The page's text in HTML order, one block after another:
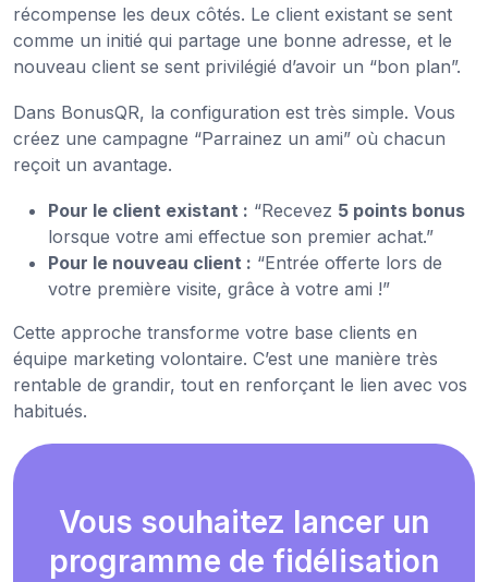
récompense les deux côtés. Le client existant se sent
comme un initié qui partage une bonne adresse, et le
nouveau client se sent privilégié d’avoir un “bon plan”.
Dans BonusQR, la configuration est très simple. Vous
créez une campagne “Parrainez un ami” où chacun
reçoit un avantage.
Pour le client existant : “Recevez 5 points bonus
lorsque votre ami effectue son premier achat.”
Pour le nouveau client : “Entrée offerte lors de
votre première visite, grâce à votre ami !”
Cette approche transforme votre base clients en
équipe marketing volontaire. C’est une manière très
rentable de grandir, tout en renforçant le lien avec vos
habitués.
Vous souhaitez lancer un
programme de fidélisation